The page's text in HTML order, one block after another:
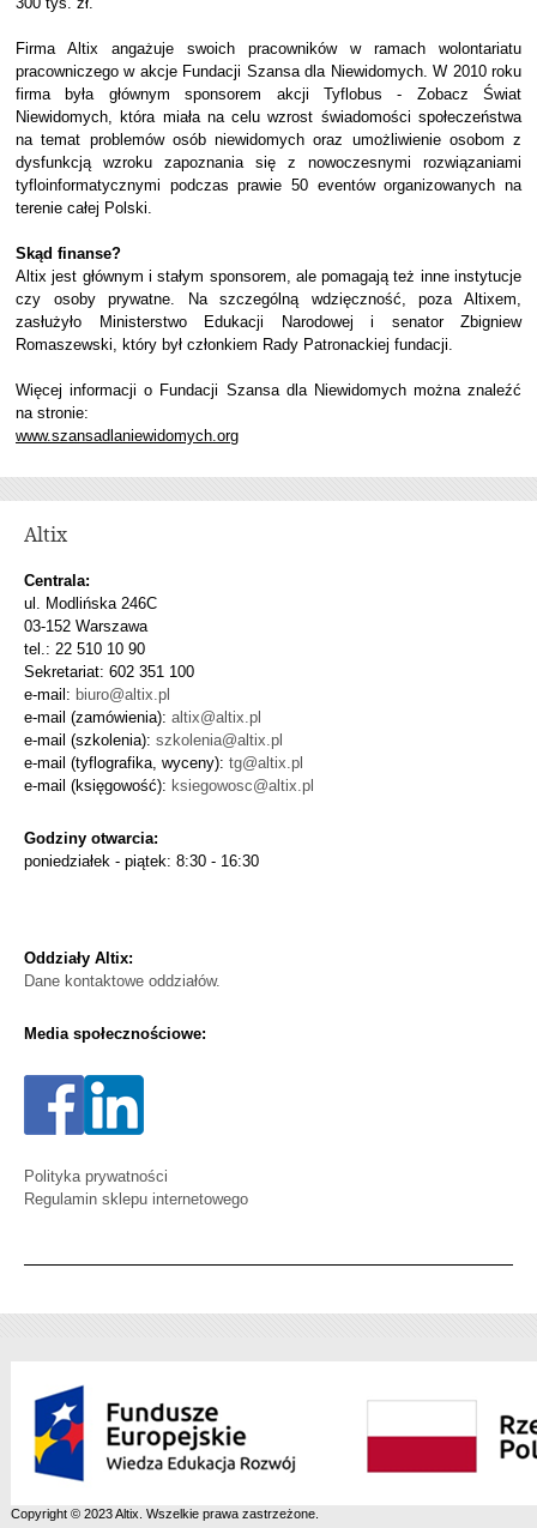
Firma Altix angażuje swoich pracowników w ramach wolontariatu
pracowniczego w akcje Fundacji Szansa dla Niewidomych. W 2010 roku
firma była głównym sponsorem akcji Tyflobus - Zobacz Świat
Niewidomych, która miała na celu wzrost świadomości społeczeństwa
na temat problemów osób niewidomych oraz umożliwienie osobom z
dysfunkcją wzroku zapoznania się z nowoczesnymi rozwiązaniami
tyfloinformatycznymi podczas prawie 50 eventów organizowanych na
terenie całej Polski.
Skąd finanse?
Altix jest głównym i stałym sponsorem, ale pomagają też inne instytucje
czy osoby prywatne. Na szczególną wdzięczność, poza Altixem,
zasłużyło Ministerstwo Edukacji Narodowej i senator Zbigniew
Romaszewski, który był członkiem Rady Patronackiej fundacji.
Więcej informacji o Fundacji Szansa dla Niewidomych można znaleźć
na stronie:
www.szansadlaniewidomych.org
Altix
Centrala:
ul. Modlińska 246C
03-152 Warszawa
tel.: 22 510 10 90
Sekretariat: 602 351 100
e-mail: biuro@altix.pl
e-mail (zamówienia): altix@altix.pl
e-mail (szkolenia): szkolenia@altix.pl
e-mail (tyflografika, wyceny): tg@altix.pl
e-mail (księgowość): ksiegowosc@altix.pl
Godziny otwarcia:
poniedziałek - piątek: 8:30 - 16:30
Oddziały Altix:
Dane kontaktowe oddziałów.
Media społecznościowe:
Polityka prywatności
Regulamin sklepu internetowego
Copyright © 2023 Altix. Wszelkie prawa zastrzeżone.